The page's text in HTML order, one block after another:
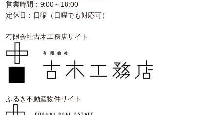
営業時間：9:00～18:00
定休日：日曜（日曜でも対応可）
有限会社古木工務店サイト
ふるき不動産物件サイト